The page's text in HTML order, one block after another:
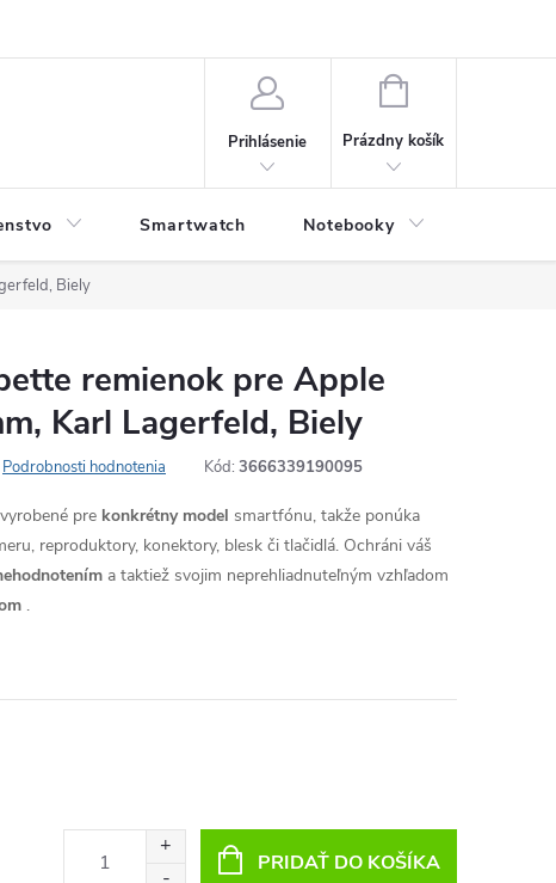
Prihlásenie
NÁKUPNÝ
Prázdny košík
Smartwatch Notebooky
Biely
remienok pre Apple
Karl Lagerfeld, Biely
Podrobnosti hodnotenia Kód: 3666339190095
pre konkrétny model smartfónu, takže ponúka
reproduktory, konektory, blesk či tlačidlá. Ochráni váš
a taktiež svojim neprehliadnuteľným vzhľadom
.
PRIDAŤ DO KOŠÍKA